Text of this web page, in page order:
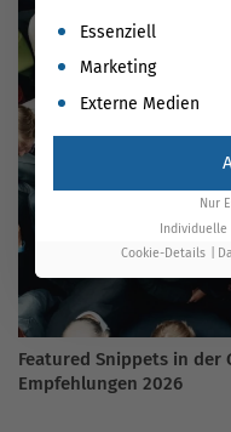
Featured Snippets in der
Empfehlungen 2026
Es folgt eine Liste
Essenziell
Marketing
Externe Medien
Nur
Cookie-Details